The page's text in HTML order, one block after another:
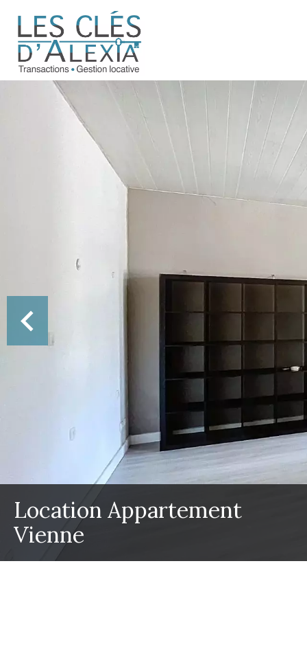
Location Appartement
Vienne